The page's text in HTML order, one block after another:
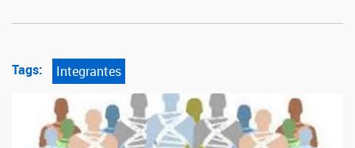
Tags: Integrantes